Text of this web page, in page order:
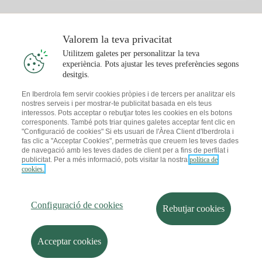
Punts de Recàrrega
Simulador Plaques Solars
Comunitats Solars
Solar Cloud
I + Repair Solar
T'interessa
Consells Llum
Consells Gas
Autoconsum
Sostenibilitat
Descarrega l'App Iberdola Clients
Configuració de cookies
Seguretat de la informació Accessibilitat
Canal de Denúncies Iberdrola.com
© 2026 Iberdrola Clientes S.A.U.
Valorem la teva privacitat
Utilitzem galetes per personalitzar la teva
experiència. Pots ajustar les teves preferències segons
desitgis.
En Iberdrola fem servir cookies pròpies i de tercers per analitzar els
nostres serveis i per mostrar-te publicitat basada en els teus
interessos. Pots acceptar o rebutjar totes les cookies en els botons
corresponents. També pots triar quines galetes acceptar fent clic en
"Configuració de cookies" Si ets usuari de l'Àrea Client d'Iberdrola i
fas clic a "Acceptar Cookies", permetràs que creuem les teves dades
de navegació amb les teves dades de client per a fins de perfilat i
publicitat. Per a més informació, pots visitar la nostra política de
cookies.
Configuració de cookies Rebutjar cookies
Acceptar cookies